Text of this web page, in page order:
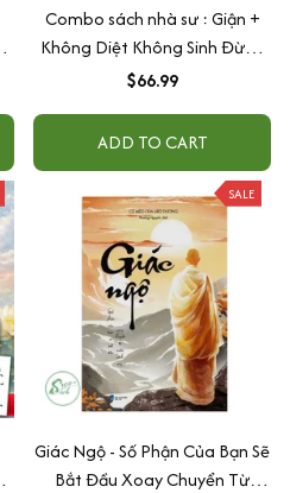
Combo sách nhà sư : Giận +
Không Diệt Không Sinh Đừng
Sợ Hãi ( Thích Nhất Hạnh ) +
Thêm Về Trái Tim
$66.99
ADD TO CART
SALE
Giác Ngộ - Số Phận Của Bạn Sẽ
Bắt Đầu Xoay Chuyển Từ